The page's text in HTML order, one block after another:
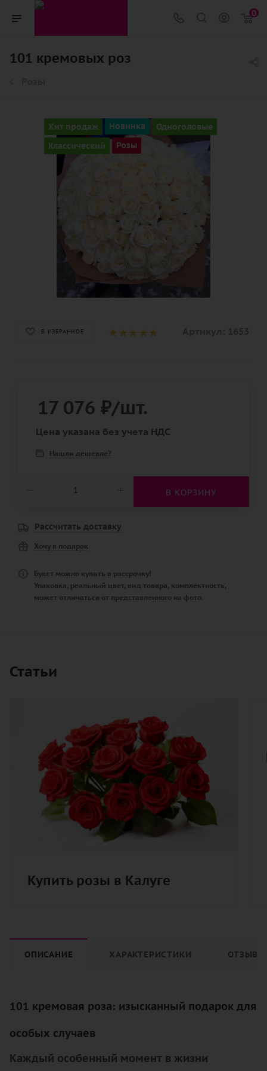
0
101 кремовых роз
Хит продаж Новинка
Одноголовые
Классический
Розы
В ИЗБРАННОЕ
17 076 ₽/шт.
Цена указана без учета НДС
Нашли дешевле?
В КОРЗИНУ
Рассчитать доставку
Хочу в подарок
Букет можно купить в рассрочку!
Упаковка, реальный цвет, вид товара, комплектность,
может отличаться от представленного на фото.
Статьи
Купить розы в Калуге
ОПИСАНИЕ ХАРАКТЕРИСТИКИ ОТЗЫВЫ
101 кремовая роза: изысканный подарок для
особых случаев
Каждый особенный момент в жизни